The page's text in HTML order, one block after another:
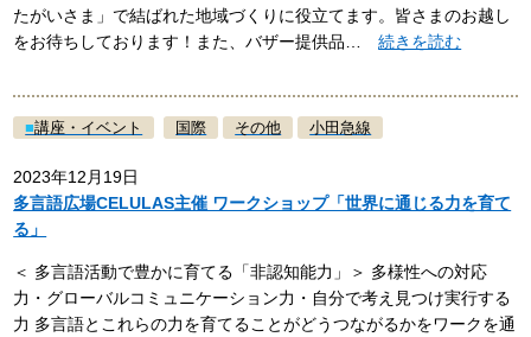
たがいさま」で結ばれた地域づくりに役立てます。皆さまのお越し
をお待ちしております！また、バザー提供品…続きを読む
■講座・イベント 国際 その他 小田急線
2023年12月19日
多言語広場CELULAS主催 ワークショップ「世界に通じる力を育て
る」
＜ 多言語活動で豊かに育てる「非認知能力」＞ 多様性への対応
力・グローバルコミュニケーション力・自分で考え見つけ実行する
力 多言語とこれらの力を育てることがどうつながるかをワークを通